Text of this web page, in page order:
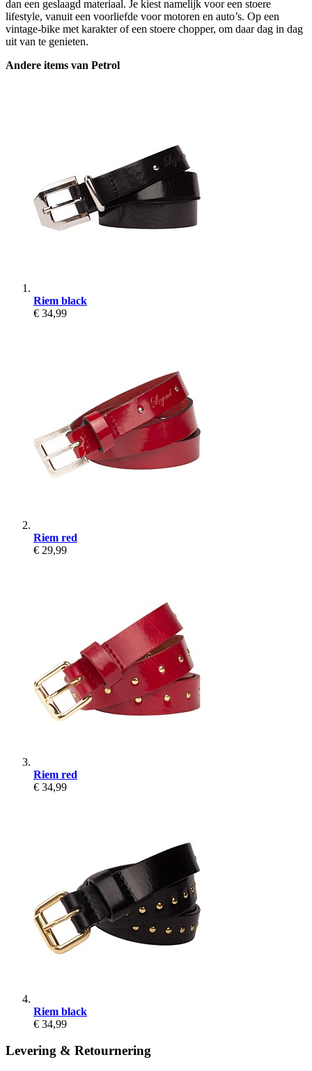
dan een geslaagd materiaal. Je kiest namelijk voor een stoere
lifestyle, vanuit een voorliefde voor motoren en auto’s. Op een
vintage-bike met karakter of een stoere chopper, om daar dag in dag
uit van te genieten.
Andere items van Petrol
Riem black
€ 34,99
Riem red
€ 29,99
Riem red
€ 34,99
Riem black
€ 34,99
Levering & Retournering